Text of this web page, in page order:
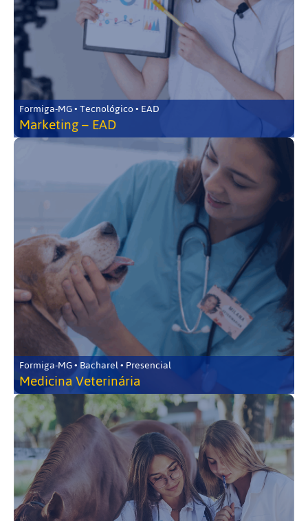
Formiga-MG • Tecnológico • EAD
Marketing – EAD
Formiga-MG • Bacharel • Presencial
Medicina Veterinária